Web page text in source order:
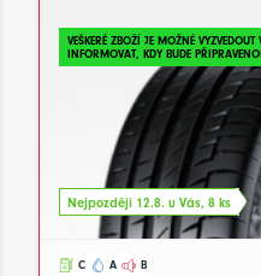
VEŠKERÉ ZBOŽÍ JE MOŽNÉ
INFORMOVAT, KDY BUDE PŘIPRAVENO!
Nejpozději 12.8. u Vás, 8 ks
C A B